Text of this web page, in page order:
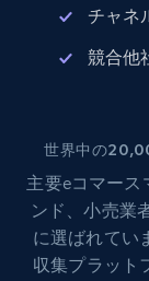
チャネ
競合他
世界中の
主要eコマース
ンド、小売業
に選ばれてい
収集プラット